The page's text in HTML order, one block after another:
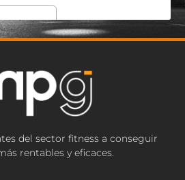
del sector fitness a conseguir
rentables y eficaces.